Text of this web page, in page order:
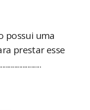
possui uma
prestar esse